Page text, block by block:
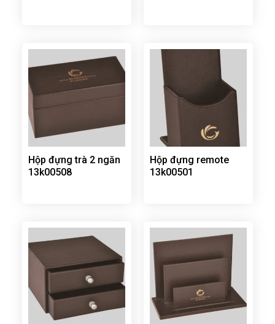
Hộp đựng trà 2 ngăn
13k00508
Hộp đựng remote
13k00501